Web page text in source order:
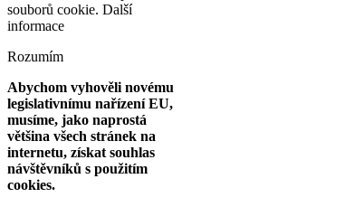
souborů cookie. Další
informace
Rozumím
Abychom vyhověli novému
legislativnímu nařízení EU,
musíme, jako naprostá
většina všech stránek na
internetu, získat souhlas
návštěvníků s použitím
cookies.